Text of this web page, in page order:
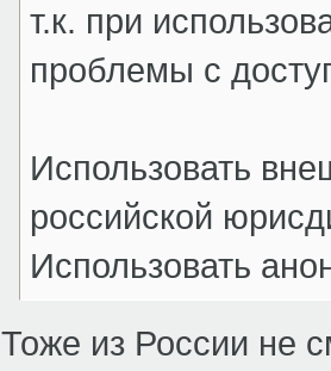
т.к. при
проблемы с
Использовать
российской
Использовать
Тоже из России не